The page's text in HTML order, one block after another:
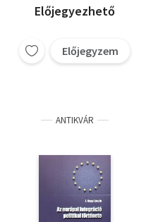
Előjegyezhető
Előjegyzem
ANTIKVÁR